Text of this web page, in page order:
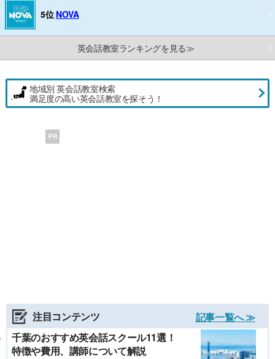
5位 NOVA
英会話教室ランキングを見る≫
地域別 英会話教室検索
満足度の高い英会話教室を探そう！
PR
注目コンテンツ
記事一覧へ ≫
千葉のおすすめ英会話スクール11選！
特徴や費用、講師について解説